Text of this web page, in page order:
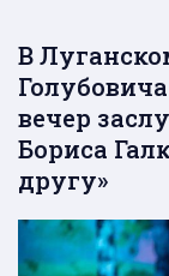
В
вечер
Бориса
другу»